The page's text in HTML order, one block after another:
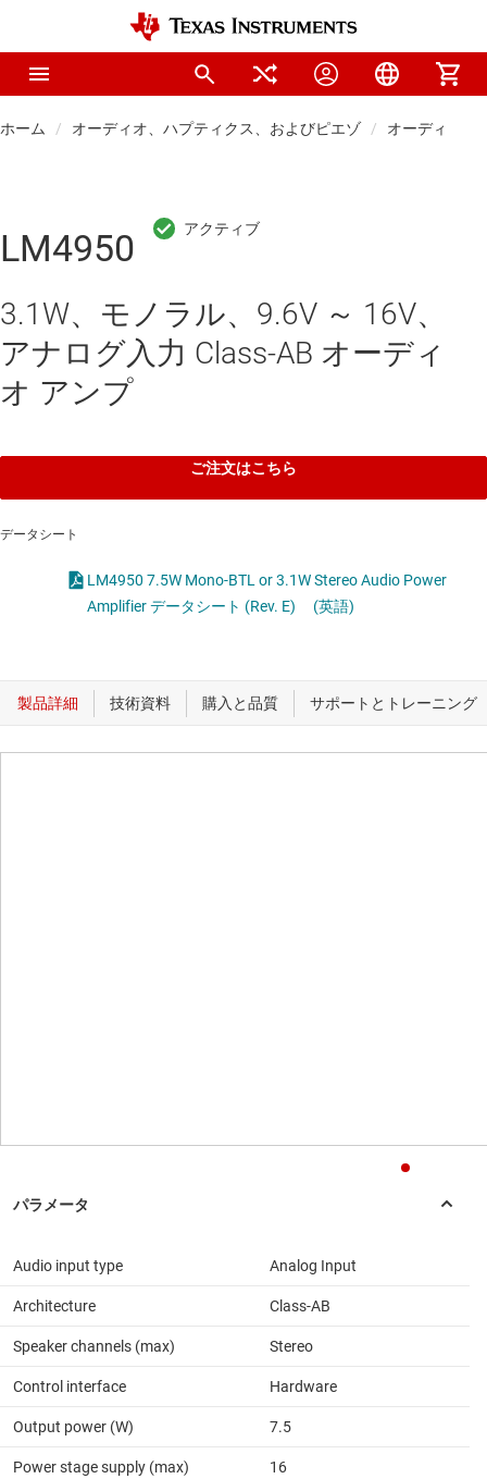
ホーム オーディオ、ハプティクス、およびピエゾ オーディオ ア
LM4950
3.1W、モノラル、9.6V ～ 16V、
アナログ入力 Class-AB オーディ
オ アンプ
ご注文はこちら
データシート
LM4950 7.5W Mono-BTL or 3.1W Stereo Audio Power
Amplifier データシート (Rev. E)
(英語)
Audio input type Analog Input
Architecture Class-AB
Speaker channels (max) Stereo
Control interface Hardware
Output power (W) 7.5
Power stage supply (max)
16